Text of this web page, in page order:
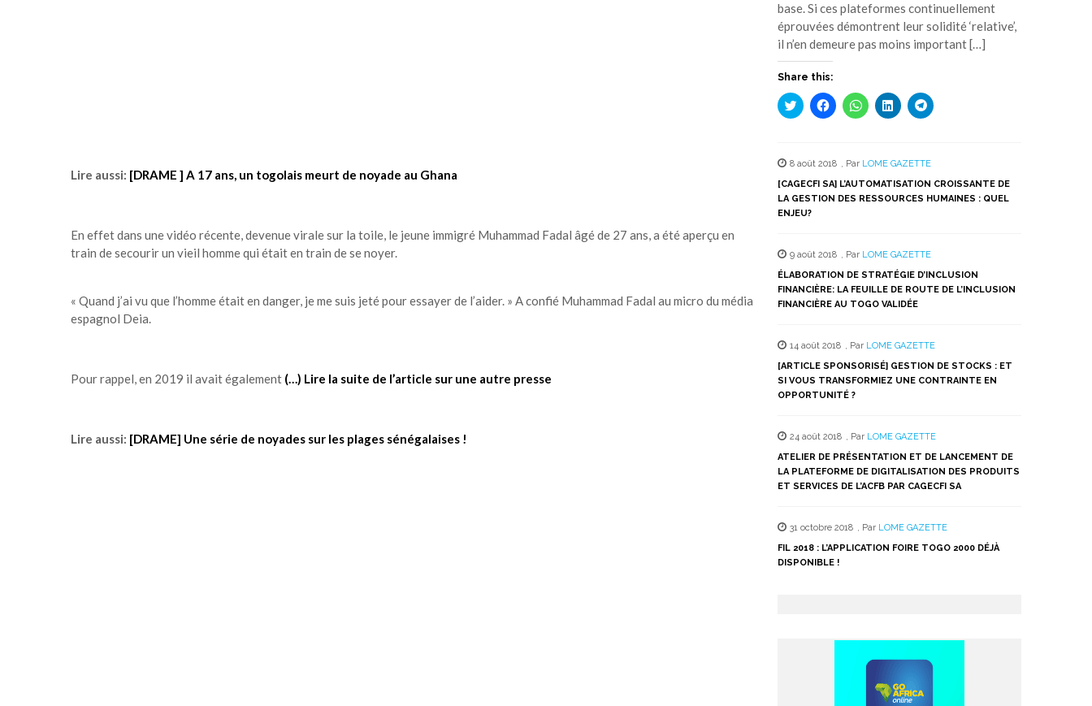
Lire aussi: [DRAME ] A 17 ans, un togolais meurt de noyade au Ghana
En effet dans une vidéo récente, devenue virale sur la toile, le jeune immigré Muhammad Fadal âgé de 27 ans, a été aperçu en
train de secourir un vieil homme qui était en train de se noyer.
« Quand j’ai vu que l’homme était en danger, je me suis jeté pour essayer de l’aider. » A confié Muhammad Fadal au micro du média
espagnol Deia.
Pour rappel, en 2019 il avait également (…) Lire la suite de l’article sur une autre presse
Lire aussi: [DRAME] Une série de noyades sur les plages sénégalaises !
base. Si ces plateformes continuellement
éprouvées démontrent leur solidité ‘relative’,
il n’en demeure pas moins important […]
Share this:
Cliquez
pour
une
nouvelle
fenêtre)
Cliquez
pour
une
nouvelle
fenêtre)
Cliquez
pour
une
nouvelle
fenêtre)
Cliquez
pour
une
nouvelle
fenêtre)
Cliquez
pour
une
nouvelle
fenêtre)
8 août 2018 , Par LOME GAZETTE
[CAGECFI SA] L’AUTOMATISATION CROISSANTE DE
LA GESTION DES RESSOURCES HUMAINES : QUEL
ENJEU?
9 août 2018 , Par LOME GAZETTE
ÉLABORATION DE STRATÉGIE D’INCLUSION
FINANCIÈRE: LA FEUILLE DE ROUTE DE L’INCLUSION
FINANCIÈRE AU TOGO VALIDÉE
14 août 2018 , Par LOME GAZETTE
[ARTICLE SPONSORISÉ] GESTION DE STOCKS : ET
SI VOUS TRANSFORMIEZ UNE CONTRAINTE EN
OPPORTUNITÉ ?
24 août 2018 , Par LOME GAZETTE
ATELIER DE PRÉSENTATION ET DE LANCEMENT DE
LA PLATEFORME DE DIGITALISATION DES PRODUITS
ET SERVICES DE L’ACFB PAR CAGECFI SA
31 octobre 2018 , Par LOME GAZETTE
FIL 2018 : L’APPLICATION FOIRE TOGO 2000 DÉJÀ
DISPONIBLE !